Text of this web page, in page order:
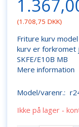
(1.708,75 DKK)
Friture kurv
kurv er forkromet
SKFE/E10B MB
Mere information
Model/varenr.:
Ikke på lager -